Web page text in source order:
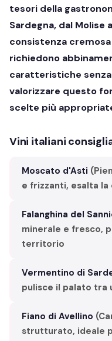
tesori della
Sardegna, dal Molise
consistenza
richiedono
caratteristiche
valorizzare questo
scelte più
Vini italiani
Moscato d'Asti
e frizzanti, esalta
Falanghina del
minerale e fresco,
territorio
Vermentino di
pulisce il palato tra
Fiano di Avellino
strutturato, ideale